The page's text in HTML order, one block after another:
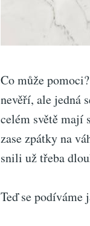
Co může
nevěří, ale jedná
celém světě
zase zpátky na
snili už třeba
Teď se podíváme